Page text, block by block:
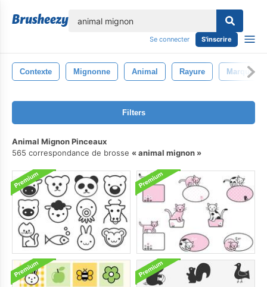
Se connecter S'inscrire
Contexte Mignonne Animal Rayure Marque
Filters
Animal Mignon Pinceaux
565 correspondance de brosse
animal mignon